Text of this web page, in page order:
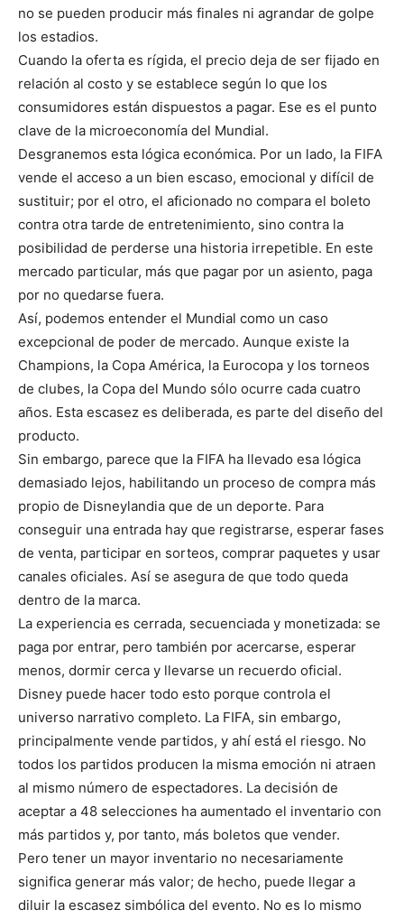
no se pueden producir más finales ni agrandar de golpe
los estadios.
Cuando la oferta es rígida, el precio deja de ser fijado en
relación al costo y se establece según lo que los
consumidores están dispuestos a pagar. Ese es el punto
clave de la microeconomía del Mundial.
Desgranemos esta lógica económica. Por un lado, la FIFA
vende el acceso a un bien escaso, emocional y difícil de
sustituir; por el otro, el aficionado no compara el boleto
contra otra tarde de entretenimiento, sino contra la
posibilidad de perderse una historia irrepetible. En este
mercado particular, más que pagar por un asiento, paga
por no quedarse fuera.
Así, podemos entender el Mundial como un caso
excepcional de poder de mercado. Aunque existe la
Champions, la Copa América, la Eurocopa y los torneos
de clubes, la Copa del Mundo sólo ocurre cada cuatro
años. Esta escasez es deliberada, es parte del diseño del
producto.
Sin embargo, parece que la FIFA ha llevado esa lógica
demasiado lejos, habilitando un proceso de compra más
propio de Disneylandia que de un deporte. Para
conseguir una entrada hay que registrarse, esperar fases
de venta, participar en sorteos, comprar paquetes y usar
canales oficiales. Así se asegura de que todo queda
dentro de la marca.
La experiencia es cerrada, secuenciada y monetizada: se
paga por entrar, pero también por acercarse, esperar
menos, dormir cerca y llevarse un recuerdo oficial.
Disney puede hacer todo esto porque controla el
universo narrativo completo. La FIFA, sin embargo,
principalmente vende partidos, y ahí está el riesgo. No
todos los partidos producen la misma emoción ni atraen
al mismo número de espectadores. La decisión de
aceptar a 48 selecciones ha aumentado el inventario con
más partidos y, por tanto, más boletos que vender.
Pero tener un mayor inventario no necesariamente
significa generar más valor; de hecho, puede llegar a
diluir la escasez simbólica del evento. No es lo mismo